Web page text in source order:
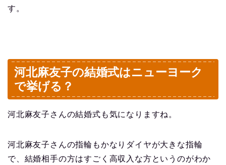
す。
河北麻友子の結婚式はニューヨーク
で挙げる？
河北麻友子さんの結婚式も気になりますね。
河北麻友子さんの指輪もかなりダイヤが大きな指輪
で、結婚相手の方はすごく高収入な方というのがわか